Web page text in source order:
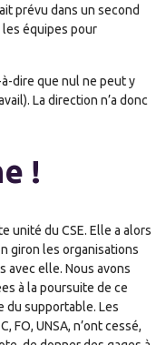
prévu dans un second
les équipes pour
dire que nul ne peut y
La direction n’a donc
!
unité du CSE. Elle a alors
giron les organisations
avec elle. Nous avons
à la poursuite de ce
du supportable. Les
FO, UNSA, n’ont cessé,